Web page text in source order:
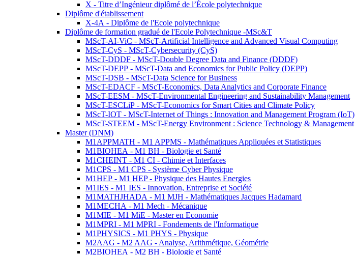
X - Titre d’Ingénieur diplômé de l’École polytechnique
Diplôme d'établissement
X-4A - Diplôme de l'Ecole polytechnique
Diplôme de formation gradué de l'Ecole Polytechnique -MSc&T
MScT-AI-ViC - MScT-Artificial Intelligence and Advanced Visual Computing
MScT-CyS - MScT-Cybersecurity (CyS)
MScT-DDDF - MScT-Double Degree Data and Finance (DDDF)
MScT-DEPP - MScT-Data and Economics for Public Policy (DEPP)
MScT-DSB - MScT-Data Science for Business
MScT-EDACF - MScT-Economics, Data Analytics and Corporate Finance
MScT-EESM - MScT-Environmental Engineering and Sustainability Management
MScT-ESCLiP - MScT-Economics for Smart Cities and Climate Policy
MScT-IOT - MScT-Internet of Things : Innovation and Management Program (IoT)
MScT-STEEM - MScT-Energy Environment : Science Technology & Management
Master (DNM)
M1APPMATH - M1 APPMS - Mathématiques Appliquées et Statistiques
M1BIOHEA - M1 BH - Biologie et Santé
M1CHEINT - M1 CI - Chimie et Interfaces
M1CPS - M1 CPS - Système Cyber Physique
M1HEP - M1 HEP - Physique des Hautes Energies
M1IES - M1 IES - Innovation, Entreprise et Société
M1MATHJHADA - M1 MJH - Mathématiques Jacques Hadamard
M1MECHA - M1 Mech - Mécanique
M1MIE - M1 MiE - Master en Economie
M1MPRI - M1 MPRI - Fondements de l'Informatique
M1PHYSICS - M1 PHYS - Physique
M2AAG - M2 AAG - Analyse, Arithmétique, Géométrie
M2BIOHEA - M2 BH - Biologie et Santé